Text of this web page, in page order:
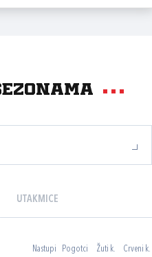
UTAKMICE
Nastupi Pogotci Žuti k. Crveni k.